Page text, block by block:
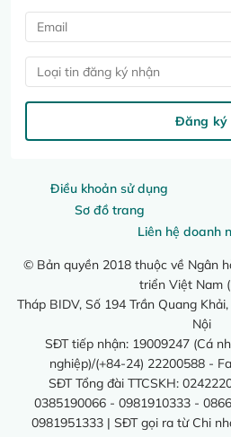
Điều khoản sử dụng
Sơ đồ trang
Liên hệ doanh
© Bản quyền 2018 thuộc về Ngân
triển Việt Nam
Tháp BIDV, Số 194 Trần Quang
Nội
SĐT tiếp nhận: 19009247 (Cá
nghiệp)/(+84-24) 22200588 -
SĐT Tổng đài TTCSKH:
0385190066 - 0981910333 -
0981951333 | SĐT gọi ra từ Chi
Loại tin đăng ký nhận
Đăng ký